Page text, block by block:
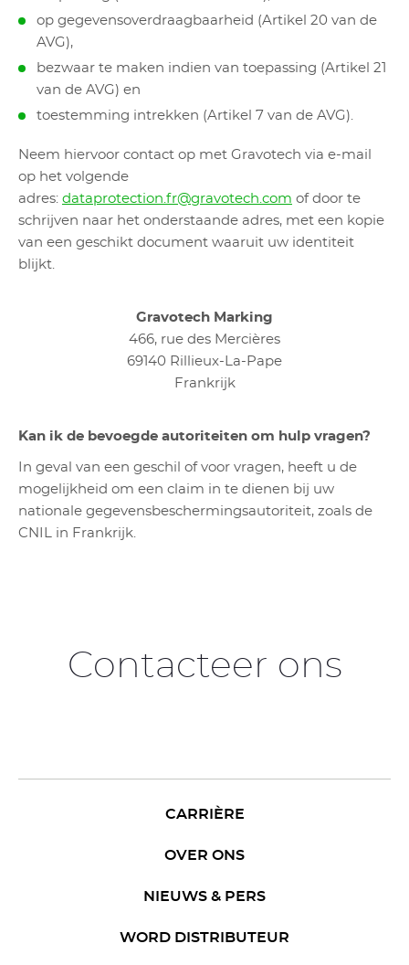
op gegevensoverdraagbaarheid (Artikel 20 van de
AVG),
bezwaar te maken indien van toepassing (Artikel 21
van de AVG) en
toestemming intrekken (Artikel 7 van de AVG).
Neem hiervoor contact op met Gravotech via e-mail
op het volgende
adres: dataprotection.fr@gravotech.com of door te
schrijven naar het onderstaande adres, met een kopie
van een geschikt document waaruit uw identiteit
blijkt.
Gravotech Marking
466, rue des Mercières
69140 Rillieux-La-Pape
Frankrijk
Kan ik de bevoegde autoriteiten om hulp vragen?
In geval van een geschil of voor vragen, heeft u de
mogelijkheid om een claim in te dienen bij uw
nationale gegevensbeschermingsautoriteit, zoals de
CNIL in Frankrijk.
Contacteer ons
CARRIÈRE
OVER ONS
NIEUWS & PERS
WORD DISTRIBUTEUR